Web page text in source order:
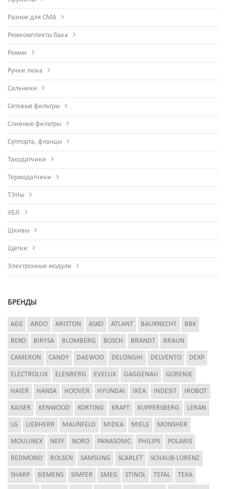
Разное для СМА
Ремкомплекты бака
Ремни
Ручки люка
Сальники
Сетевые фильтры
Сливные фильтры
Суппорта, фланцы
Таходатчики
Термодатчики
ТЭНы
УБЛ
Шкивы
Щетки
Электронные модули
БРЕНДЫ
AEG ARDO ARISTON ASKO ATLANT BAUKNECHT BBK
BEKO BIRYSA BLOMBERG BOSCH BRANDT BRAUN
CAMERON CANDY DAEWOO DELONGHI DELVENTO DEXP
ELECTROLUX ELENBERG EVELUX GAGGENAU GORENJE
HAIER HANSA HOOVER HYUNDAI IKEA INDESIT IROBOT
KAISER KENWOOD KORTING KRAFT KUPPERSBERG LERAN
LG LIEBHERR MAUNFELD MIDEA MIELE MONSHER
MOULINEX NEFF NORD PANASONIC PHILIPS POLARIS
REDMOND ROLSEN SAMSUNG SCARLET SCHAUB-LORENZ
SHARP SIEMENS SIMFER SMEG STINOL TEFAL TEKA